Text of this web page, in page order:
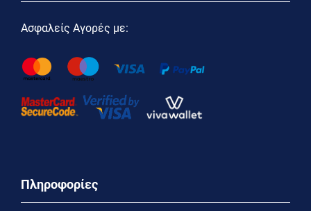
Ασφαλείς Αγορές με:
Πληροφορίες